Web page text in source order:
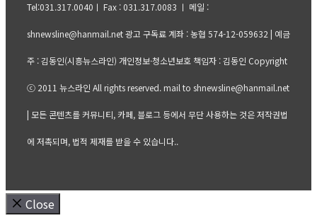
Tel:031.317.0040ㅣ Fax : 031.317.0083 ㅣ 메일 :
shnewsline@hanmail.net 광고 구독료 계좌 : 농협 574-12-059632 | 예금
주 : 김동인(시흥뉴스라인) 개인정보·청소년보호 책임자 : 김동인 Copyright
ⓒ 2011 뉴스라인 All rights reserved. mail to shnewsline@hanmail.net
| 모든 콘텐츠를 커뮤니티, 카페, 블로그 등에서 무단 사용하는 것은 저작권법
에 저촉되며, 법적 제재를 받을 수 있습니다..
Close